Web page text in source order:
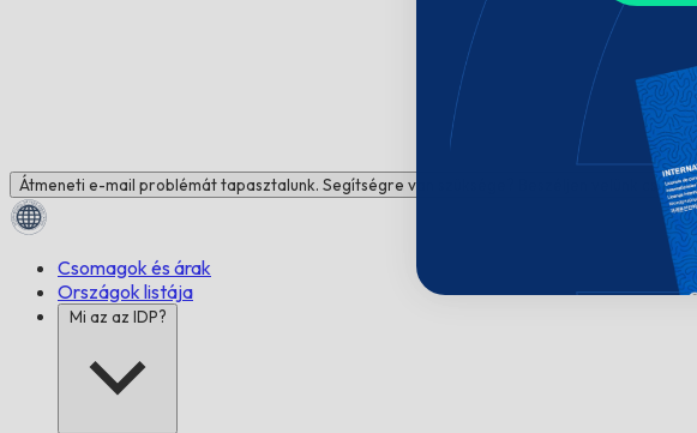
Átmeneti e-mail problémát tapasztalunk. Segítségre van szüksége? Beszéljen velünk
Csomagok és árak
Országok listája
Mi az az IDP?